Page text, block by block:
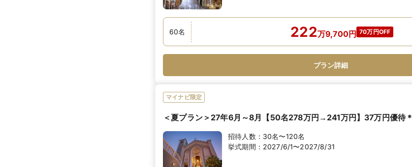
60名 222万9,700円 70万円OFF
プラン詳細
マイナビ限定
＜夏プラン＞27年6月～8月【50名278万円→241万円】37万円優待＊
招待人数： 30名〜120名
挙式期間： 2027/6/1〜2027/8/31